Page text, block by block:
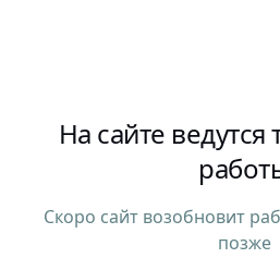
На сайте ведутся
Скоро сайт возобновит
позже